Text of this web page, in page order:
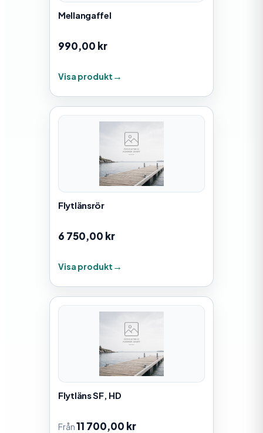
Mellangaffel
990,00 kr
Visa produkt
Flytlänsrör
6 750,00 kr
Visa produkt
Flytläns SF, HD
Från11 700,00 kr